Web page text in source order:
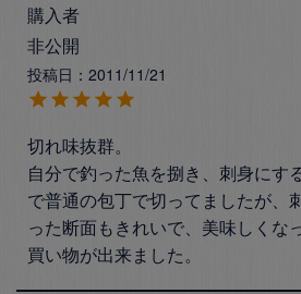
購入者
非公開
投稿日 2011/11/21
切れ味抜群。
自分で釣った魚を捌き、刺身にす
で普通の包丁で切ってましたが、
った断面もきれいで、美味しくな
買い物が出来ました。